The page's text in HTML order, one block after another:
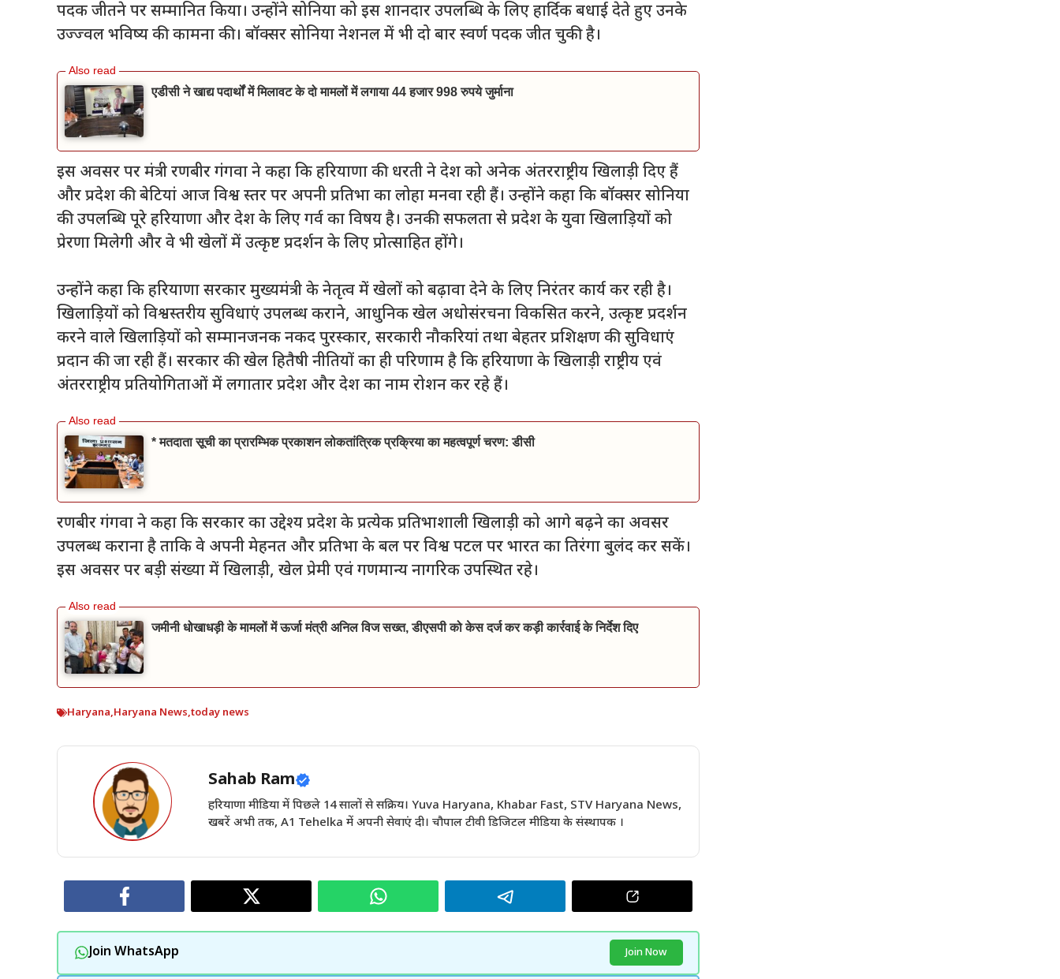
पदक जीतने पर सम्मानित किया। उन्होंने सोनिया को इस शानदार उपलब्धि के लिए हार्दिक बधाई देते हुए उनके
उज्ज्वल भविष्य की कामना की। बॉक्सर सोनिया नेशनल में भी दो बार स्वर्ण पदक जीत चुकी है।
एडीसी ने खाद्य पदार्थों में मिलावट के दो मामलों में लगाया 44 हजार 998 रुपये जुर्माना
इस अवसर पर मंत्री रणबीर गंगवा ने कहा कि हरियाणा की धरती ने देश को अनेक अंतरराष्ट्रीय खिलाड़ी दिए हैं
और प्रदेश की बेटियां आज विश्व स्तर पर अपनी प्रतिभा का लोहा मनवा रही हैं। उन्होंने कहा कि बॉक्सर सोनिया
की उपलब्धि पूरे हरियाणा और देश के लिए गर्व का विषय है। उनकी सफलता से प्रदेश के युवा खिलाड़ियों को
प्रेरणा मिलेगी और वे भी खेलों में उत्कृष्ट प्रदर्शन के लिए प्रोत्साहित होंगे।
उन्होंने कहा कि हरियाणा सरकार मुख्यमंत्री के नेतृत्व में खेलों को बढ़ावा देने के लिए निरंतर कार्य कर रही है।
खिलाड़ियों को विश्वस्तरीय सुविधाएं उपलब्ध कराने, आधुनिक खेल अधोसंरचना विकसित करने, उत्कृष्ट प्रदर्शन
करने वाले खिलाड़ियों को सम्मानजनक नकद पुरस्कार, सरकारी नौकरियां तथा बेहतर प्रशिक्षण की सुविधाएं
प्रदान की जा रही हैं। सरकार की खेल हितैषी नीतियों का ही परिणाम है कि हरियाणा के खिलाड़ी राष्ट्रीय एवं
अंतरराष्ट्रीय प्रतियोगिताओं में लगातार प्रदेश और देश का नाम रोशन कर रहे हैं।
* मतदाता सूची का प्रारम्भिक प्रकाशन लोकतांत्रिक प्रक्रिया का महत्वपूर्ण चरण: डीसी
रणबीर गंगवा ने कहा कि सरकार का उद्देश्य प्रदेश के प्रत्येक प्रतिभाशाली खिलाड़ी को आगे बढ़ने का अवसर
उपलब्ध कराना है ताकि वे अपनी मेहनत और प्रतिभा के बल पर विश्व पटल पर भारत का तिरंगा बुलंद कर सकें।
इस अवसर पर बड़ी संख्या में खिलाड़ी, खेल प्रेमी एवं गणमान्य नागरिक उपस्थित रहे।
जमीनी धोखाधड़ी के मामलों में ऊर्जा मंत्री अनिल विज सख्त, डीएसपी को केस दर्ज कर कड़ी कार्रवाई के निर्देश दिए
Haryana,Haryana News,today news
Sahab Ram
हरियाणा मीडिया में पिछले 14 सालों से सक्रिय। Yuva Haryana, Khabar Fast, STV Haryana News,
खबरें अभी तक, A1 Tehelka में अपनी सेवाएं दी। चौपाल टीवी डिजिटल मीडिया के संस्थापक ।
Join WhatsApp Join Now